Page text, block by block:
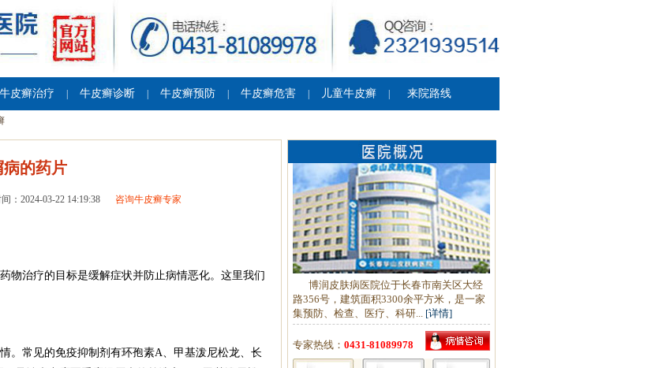
牛皮癣治疗 牛皮癣诊断 牛皮癣预防 牛皮癣危害 儿童牛皮癣 来院路线
病的药片
：2024-03-22 14:19:38 咨询牛皮癣专家
物治疗的目标是缓解症状并防止病情恶化。这里我们
。常见的免疫抑制剂有环孢素A、甲基泼尼松龙、长
博润皮肤病医院位于长春市南关区大经
路356号，建筑面积3300余平方米，是一家
集预防、检查、医疗、科研... [详情]
专家热线： 0431-81089978